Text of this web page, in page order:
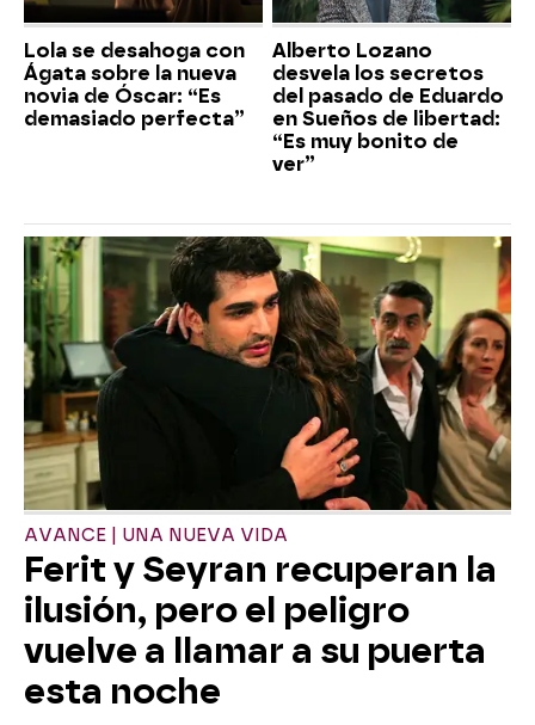
Lola se desahoga con
Ágata sobre la nueva
novia de Óscar: “Es
demasiado perfecta”
Alberto Lozano
desvela los secretos
del pasado de Eduardo
en Sueños de libertad:
“Es muy bonito de
ver”
AVANCE | UNA NUEVA VIDA
Ferit y Seyran recuperan la
ilusión, pero el peligro
vuelve a llamar a su puerta
esta noche